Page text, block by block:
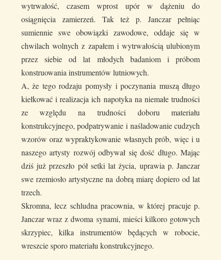
wytrwałość, czasem wprost upór w dążeniu do
osiągnięcia zamierzeń. Tak też p. Janczar pełniąc
sumiennie swe obowiązki zawodowe, oddaje się w
chwilach wolnych z zapałem i wytrwałością ulubionym
przez siebie od lat młodych badaniom i próbom
konstruowania instrumentów lutniowych.
A, że tego rodzaju pomysły i poczynania muszą długo
kiełkować i realizacja ich napotyka na niemałe trudności
ze względu na trudności doboru materiału
konstrukcyjnego, podpatrywanie i naśladowanie cudzych
wzorów oraz wypraktykowanie własnych prób, więc i u
naszego artysty rozwój odbywał się dość długo. Mając
dziś już przeszło pół setki lat życia, uprawia p. Janczar
swe rzemiosło artystyczne na dobrą miarę dopiero od lat
trzech.
Skromna, lecz schludna pracownia, w której pracuje p.
Janczar wraz z dwoma synami, mieści kilkoro gotowych
skrzypiec, kilka instrumentów będących w robocie,
wreszcie sporo materiału konstrukcyjnego.